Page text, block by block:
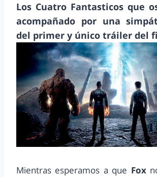
Los Cuatro Fantasticos que
acompañado por una
del primer y único tráiler del
Mientras esperamos a que Fox